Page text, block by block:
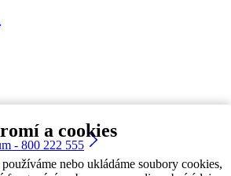
a cookies
nebo ukládáme soubory cookies,
- 800 222 555